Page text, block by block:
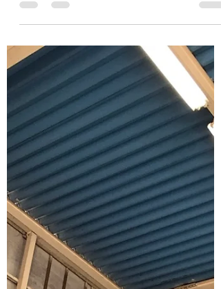
間にエンジン調整を繰り返し、やっとやっと
完調なセッティングが出ました！ 401ネイル
れております。とてもパワフルで高い圧縮比
の織りなす、エキゾーストサウン...